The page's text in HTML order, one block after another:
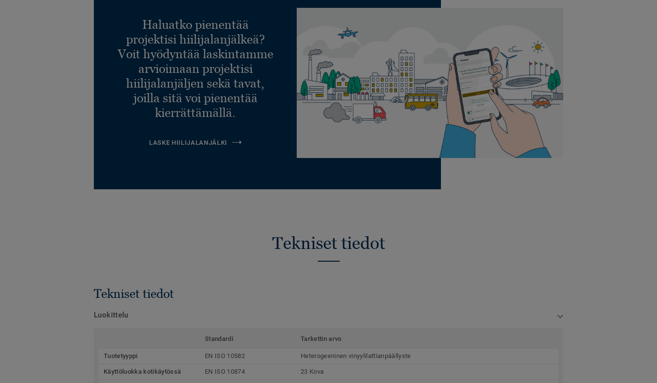
Haluatko pienentää
projektisi hiilijalanjälkeä?
Voit hyödyntää laskintamme
arvioimaan projektisi
hiilijalanjäljen sekä tavat,
joilla sitä voi pienentää
kierrättämällä.
LASKE HIILIJALANJÄLKI
Tekniset tiedot
Tekniset tiedot
Luokittelu
Standardi Tarkettin arvo
Tuotetyyppi EN ISO 10582 Heterogeeninen vinyylilattianpäällyste
Käyttöluokka kotikäytössä EN ISO 10874 23 Kova